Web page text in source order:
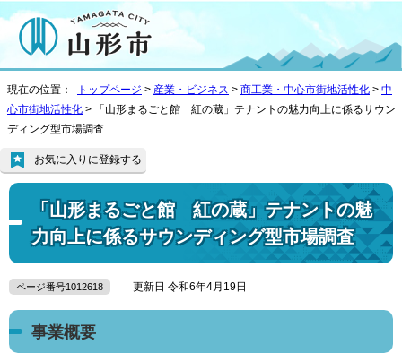
現在の位置： トップページ > 産業・ビジネス > 商工業・中心市街地活性化 > 中
心市街地活性化 > 「山形まるごと館 紅の蔵」テナントの魅力向上に係るサウン
ディング型市場調査
「山形まるごと館 紅の蔵」テナントの魅
力向上に係るサウンディング型市場調査
お気に入りに登録する
ページ番号1012618 更新日 令和6年4月19日
事業概要